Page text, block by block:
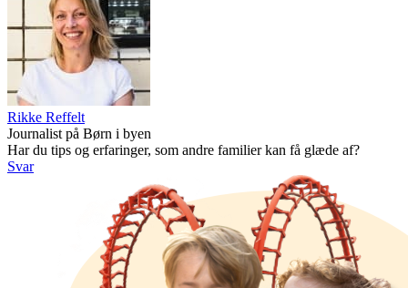
Rikke Reffelt
Journalist på Børn i byen
Har du tips og erfaringer, som andre familier kan få glæde af?
Svar